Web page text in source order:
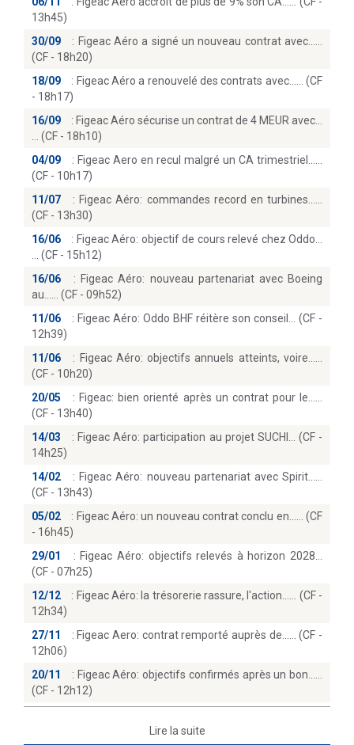
13h45)
30/09
: Figeac Aéro a signé un nouveau contrat avec...
(CF - 18h20)
18/09
: Figeac Aéro a renouvelé des contrats avec...… (CF
- 18h17)
16/09
: Figeac Aéro sécurise un contrat de 4 MEUR avec...
(CF - 18h10)
04/09
: Figeac Aero en recul malgré un CA trimestriel...
(CF - 10h17)
11/07
: Figeac Aéro: commandes record en turbines...
(CF - 13h30)
16/06
: Figeac Aéro: objectif de cours relevé chez Oddo...
(CF - 15h12)
16/06
: Figeac Aéro: nouveau partenariat avec Boeing
au...… (CF - 09h52)
11/06
: Figeac Aéro: Oddo BHF réitère son conseil… (CF -
12h39)
11/06
: Figeac Aéro: objectifs annuels atteints, voire...
(CF - 10h20)
20/05
: Figeac: bien orienté après un contrat pour le...
(CF - 13h40)
14/03
: Figeac Aéro: participation au projet SUCHI… (CF -
14h25)
14/02
: Figeac Aéro: nouveau partenariat avec Spirit...
(CF - 13h43)
05/02
: Figeac Aéro: un nouveau contrat conclu en...… (CF
- 16h45)
29/01
: Figeac Aéro: objectifs relevés à horizon 2028
(CF - 07h25)
12/12
: Figeac Aéro: la trésorerie rassure, l'action...… (CF -
12h34)
27/11
: Figeac Aero: contrat remporté auprès de...… (CF -
12h06)
20/11
: Figeac Aéro: objectifs confirmés après un bon...
(CF - 12h12)
Lire la suite